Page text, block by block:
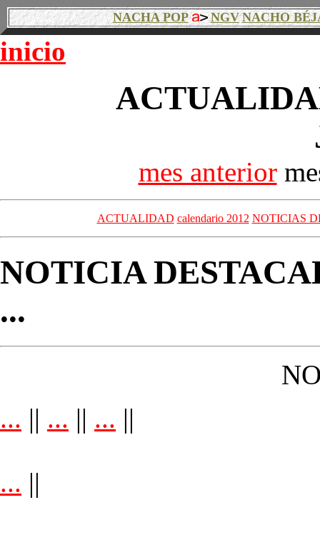
NACHA POP NGV NACHO
inicio
mes anterior
ACTUALIDAD calendario 2012 NOTICIAS
NOTICIA
...
... || ... || ... ||
... ||